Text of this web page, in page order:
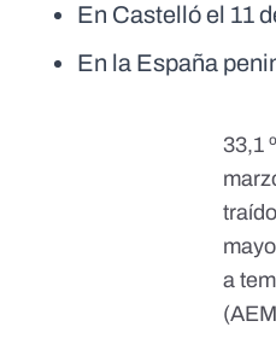
En Castelló el 11
En la España
33,1
a
(